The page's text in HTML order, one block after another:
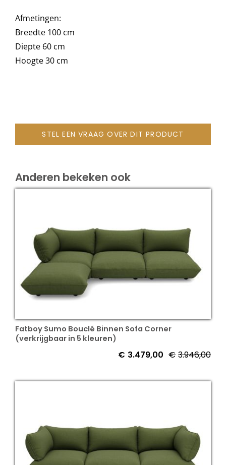
Afmetingen:
Breedte 100 cm
Diepte 60 cm
Hoogte 30 cm
STEL EEN VRAAG OVER DIT PRODUCT
Anderen bekeken ook
Fatboy Sumo Bouclé Binnen Sofa Corner
(verkrijgbaar in 5 kleuren)
€ 3.946,00
€ 3.479,00